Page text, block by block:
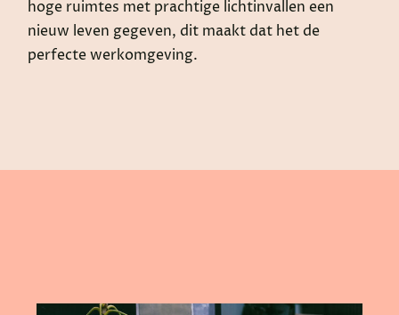
hoge ruimtes met prachtige lichtinvallen een
nieuw leven gegeven, dit maakt dat het de
perfecte werkomgeving.